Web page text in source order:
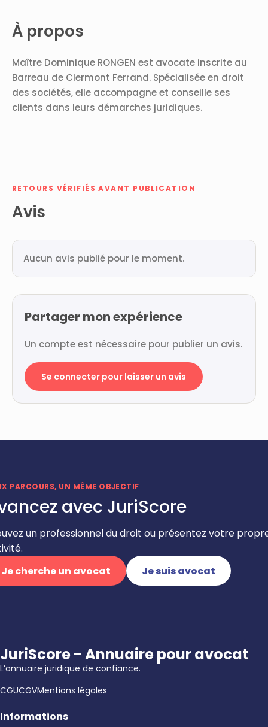
À propos
Maître Dominique RONGEN est avocate inscrite au
Barreau de Clermont Ferrand. Spécialisée en droit
des sociétés, elle accompagne et conseille ses
clients dans leurs démarches juridiques.
RETOURS VÉRIFIÉS AVANT PUBLICATION
Avis
Aucun avis publié pour le moment.
Partager mon expérience
Un compte est nécessaire pour publier un avis.
Se connecter pour laisser un avis
PARCOURS, UN MÊME OBJECTIF
avec JuriScore
un professionnel du droit ou présentez votre
Je cherche un avocat
Je suis avocat
JuriScore - Annuaire pour avocat
L’annuaire juridique de confiance.
CGUCGVMentions légales
Informations